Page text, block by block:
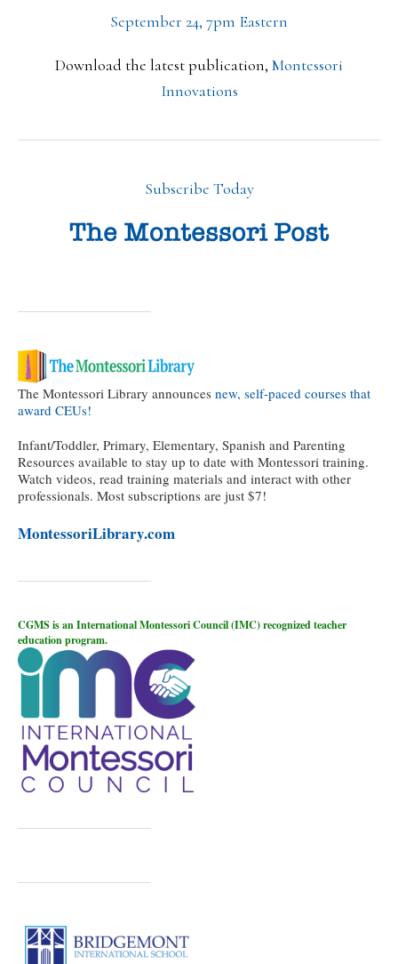
September 24, 7pm Eastern
Download the latest publication, Montessori
Innovations
Subscribe Today
The Montessori Library announces new, self-paced courses that
award CEUs!
Infant/Toddler, Primary, Elementary, Spanish and Parenting
Resources available to stay up to date with Montessori training.
Watch videos, read training materials and interact with other
professionals. Most subscriptions are just $7!
MontessoriLibrary.com
CGMS is an International Montessori Council (IMC) recognized teacher
education program.